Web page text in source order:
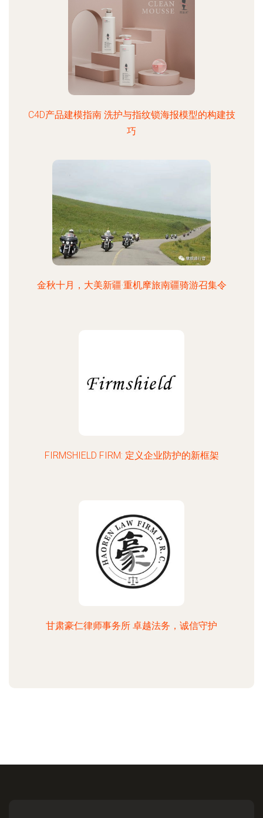
C4D产品建模指南 洗护与指纹锁海报模型的构建技
巧
金秋十月，大美新疆·重机摩旅南疆骑游召集令
FIRMSHIELD FIRM: 定义企业防护的新框架
甘肃豪仁律师事务所 卓越法务，诚信守护